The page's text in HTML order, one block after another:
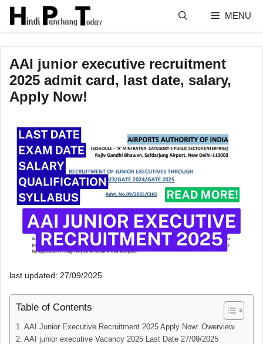
Skip
content
MENU
AAI junior executive recruitment
2025 admit card, last date, salary,
Apply Now!
last updated: 27/09/2025
Table of Contents
AAI Junior Executive Recruitment 2025 Apply Now: Owerview
AAI junior executive Vacancy 2025 Last Date 27/09/2025